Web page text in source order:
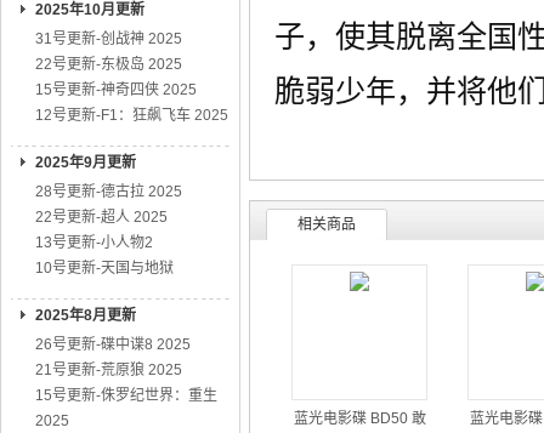
2025年10月更新
31号更新-创战神 2025
22号更新-东极岛 2025
15号更新-神奇四侠 2025
12号更新-F1：狂飙飞车 2025
2025年9月更新
28号更新-德古拉 2025
22号更新-超人 2025
13号更新-小人物2
10号更新-天国与地狱
2025年8月更新
26号更新-碟中谍8 2025
21号更新-荒原狼 2025
15号更新-侏罗纪世界：重生
2025
子，使其脱离全国
脆弱少年，并将他
相关商品
蓝光电影碟 BD50 敢
蓝光电影